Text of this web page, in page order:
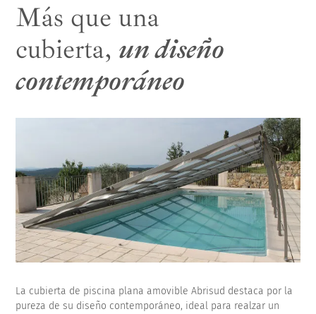
Más que una
cubierta, un diseño
contemporáneo
La cubierta de piscina plana amovible Abrisud destaca por la
pureza de su diseño contemporáneo, ideal para realzar un